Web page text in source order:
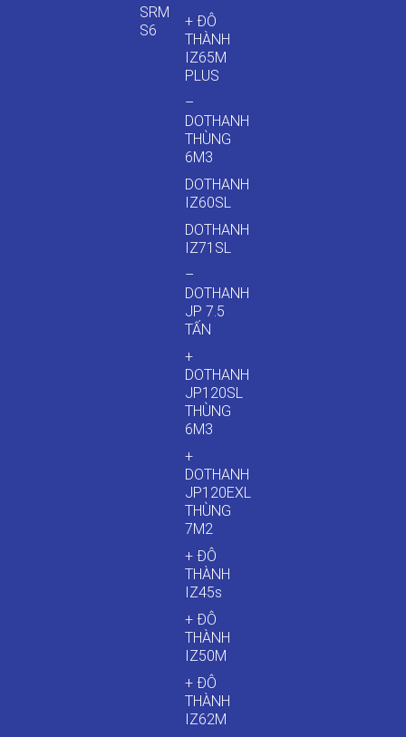
SRM
S6
+ ĐÔ
THÀNH
IZ65M
PLUS
–
DOTHANH
THÙNG
6M3
DOTHANH
IZ60SL
DOTHANH
IZ71SL
–
DOTHANH
JP 7.5
TẤN
+
DOTHANH
JP120SL
THÙNG
6M3
+
DOTHANH
JP120EXL
THÙNG
7M2
+ ĐÔ
THÀNH
IZ45s
+ ĐÔ
THÀNH
IZ50M
+ ĐÔ
THÀNH
IZ62M